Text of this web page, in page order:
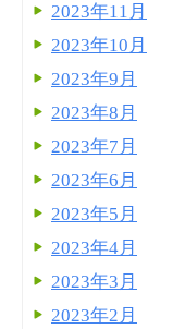
2023年11月
2023年10月
2023年9月
2023年8月
2023年7月
2023年6月
2023年5月
2023年4月
2023年3月
2023年2月